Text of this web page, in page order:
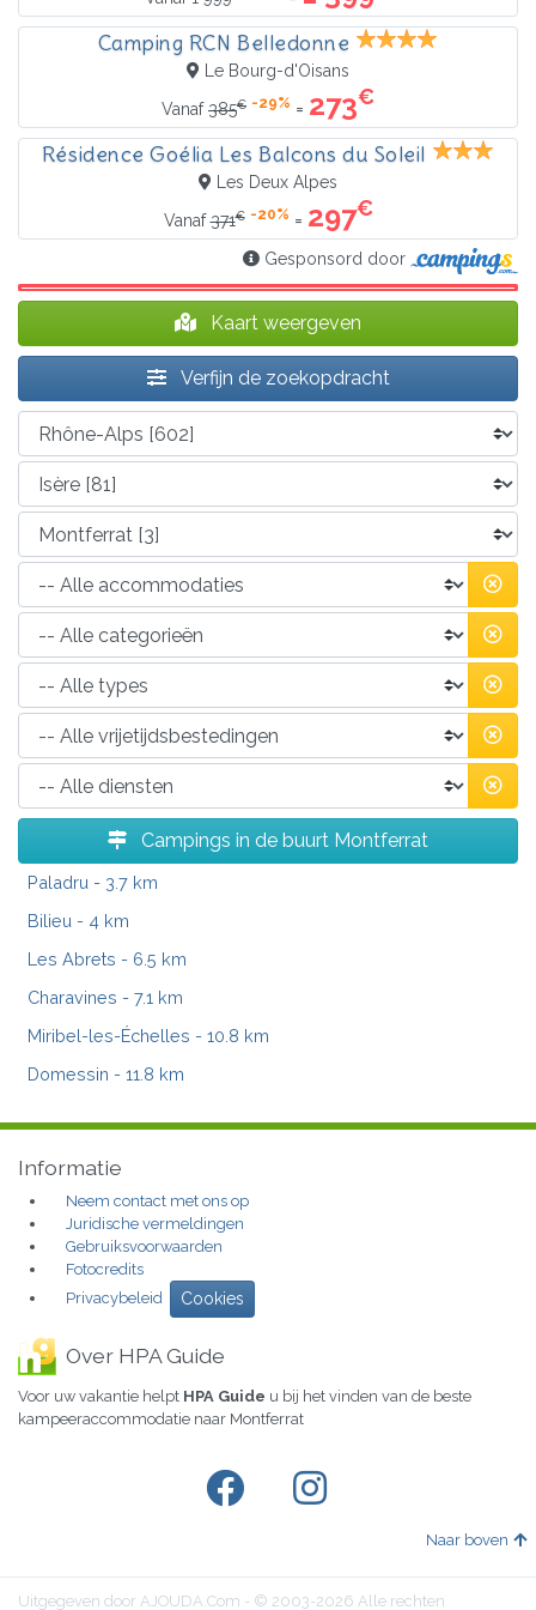
Camping RCN Belledonne
Le Bourg-d'Oisans
Vanaf385€ -29% = 273€
Résidence Goélia Les Balcons du Soleil
Les Deux Alpes
Vanaf371€ -20% = 297€
Gesponsord door
Kaart weergeven
Verfijn de zoekopdracht
Campings in de buurt Montferrat
Paladru - 3.7 km
Bilieu - 4 km
Les Abrets - 6.5 km
Charavines - 7.1 km
Miribel-les-Échelles - 10.8 km
Domessin - 11.8 km
Informatie
Neem contact met ons op
Juridische vermeldingen
Gebruiksvoorwaarden
Fotocredits
Privacybeleid
Cookies
Over HPA Guide
Voor uw vakantie helpt HPA Guide u bij het vinden van de beste
kampeeraccommodatie naar Montferrat
Naar boven
Uitgegeven door AJOUDA.Com - © 2003-2026 Alle rechten